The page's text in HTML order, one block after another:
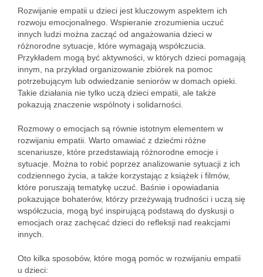
Rozwijanie empatii u dzieci jest kluczowym aspektem ich
rozwoju emocjonalnego. Wspieranie zrozumienia uczuć
innych ludzi można zacząć od angażowania dzieci w
różnorodne sytuacje, które wymagają współczucia.
Przykładem mogą być aktywności, w których dzieci pomagają
innym, na przykład organizowanie zbiórek na pomoc
potrzebującym lub odwiedzanie seniorów w domach opieki.
Takie działania nie tylko uczą dzieci empatii, ale także
pokazują znaczenie wspólnoty i solidarności.
Rozmowy o emocjach są równie istotnym elementem w
rozwijaniu empatii. Warto omawiać z dziećmi różne
scenariusze, które przedstawiają różnorodne emocje i
sytuacje. Można to robić poprzez analizowanie sytuacji z ich
codziennego życia, a także korzystając z książek i filmów,
które poruszają tematykę uczuć. Baśnie i opowiadania
pokazujące bohaterów, którzy przeżywają trudności i uczą się
współczucia, mogą być inspirującą podstawą do dyskusji o
emocjach oraz zachęcać dzieci do refleksji nad reakcjami
innych.
Oto kilka sposobów, które mogą pomóc w rozwijaniu empatii
u dzieci: